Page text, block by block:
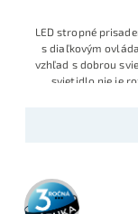
LED stropné
s diaľkovým
vzhľad s dobrou
svietidlo nie je
3 roky
záruka